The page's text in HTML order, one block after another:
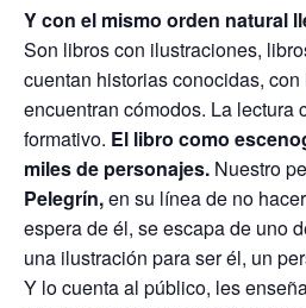
Y con el mismo orden natural
Son libros con ilustraciones,
cuentan historias conocidas,
encuentran cómodos. La lectura
formativo. El libro como
miles de personajes. Nuestro
Pelegrín,en su línea de no
espera de él, se escapa de uno
una ilustración para ser él, un
Y lo cuenta al público, les